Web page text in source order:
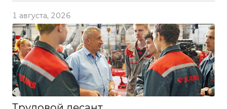
1 августа, 2026